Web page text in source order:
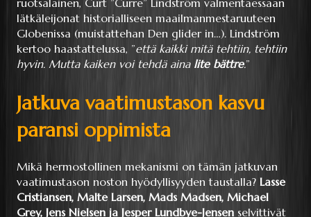
lätkäleijonat historialliseen maailmanmestaruuteen
Globenissa (muistattehan Den glider in…). Lindström
kertoo haastattelussa, ”että kaikki mitä tehtiin, tehtiin
hyvin. Mutta kaiken voi tehdä aina lite bättre.”
Jatkuva vaatimustason kasvu
paransi oppimista
Mikä hermostollinen mekanismi on tämän jatkuvan
vaatimustason noston hyödyllisyyden taustalla? Lasse
Cristiansen, Malte Larsen, Mads Madsen, Michael
Grey, Jens Nielsen ja Jesper Lundbye-Jensen selvittivät